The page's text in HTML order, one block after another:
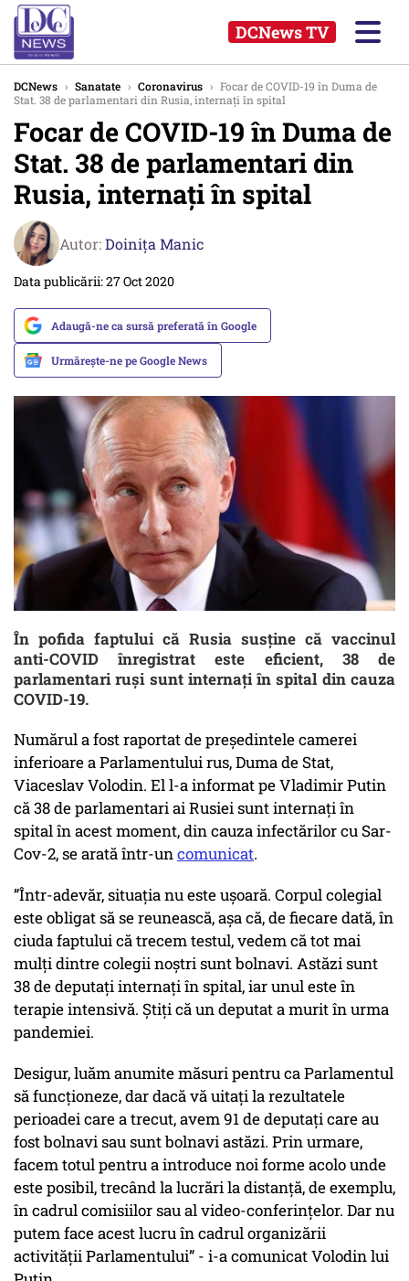
DCNews TV
DCNews › Sanatate › Coronavirus › Focar de COVID-19 în Duma de
Stat. 38 de parlamentari din Rusia, internați în spital
Focar de COVID-19 în Duma de
Stat. 38 de parlamentari din
Rusia, internați în spital
Autor:Doinița Manic
Data publicării: 27 Oct 2020
Adaugă-ne ca sursă preferată în Google
Urmărește-ne pe Google News
În pofida faptului că Rusia susține că vaccinul
anti-COVID înregistrat este eficient, 38 de
parlamentari ruși sunt internați în spital din cauza
COVID-19.
Numărul a fost raportat de preşedintele camerei
inferioare a Parlamentului rus, Duma de Stat,
Viaceslav Volodin. El l-a informat pe Vladimir Putin
că 38 de parlamentari ai Rusiei sunt internați în
spital în acest moment, din cauza infectărilor cu Sar-
Cov-2, se arată într-uncomunicat.
”Într-adevăr, situația nu este ușoară. Corpul colegial
este obligat să se reunească, așa că, de fiecare dată, în
ciuda faptului că trecem testul, vedem că tot mai
mulți dintre colegii noștri sunt bolnavi. Astăzi sunt
38 de deputați internați în spital, iar unul este în
terapie intensivă. Știți că un deputat a murit în urma
pandemiei.
Desigur, luăm anumite măsuri pentru ca Parlamentul
să funcționeze, dar dacă vă uitați la rezultatele
perioadei care a trecut, avem 91 de deputați care au
fost bolnavi sau sunt bolnavi astăzi. Prin urmare,
facem totul pentru a introduce noi forme acolo unde
este posibil, trecând la lucrări la distanță, de exemplu,
în cadrul comisiilor sau al video-conferințelor. Dar nu
putem face acest lucru în cadrul organizării
activității Parlamentului” - i-a comunicat Volodin lui